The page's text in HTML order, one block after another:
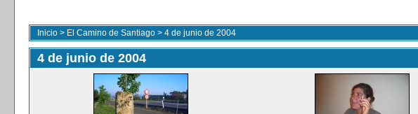
Inicio > El Camino de Santiago > 4 de junio de 2004
4 de junio de 2004